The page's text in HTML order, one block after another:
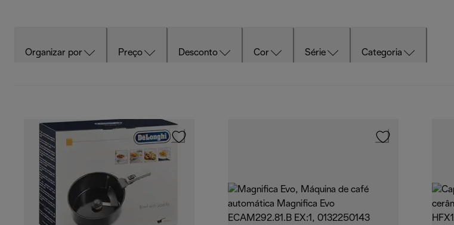
Organizar por Preço Desconto Cor Série Categoria